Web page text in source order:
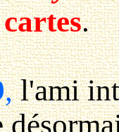
.
,l'ami